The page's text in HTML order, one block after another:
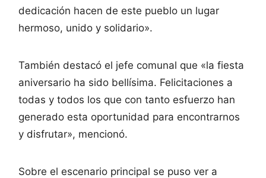
dedicación hacen de este pueblo un lugar
hermoso, unido y solidario».
También destacó el jefe comunal que «la fiesta
aniversario ha sido bellísima. Felicitaciones a
todas y todos los que con tanto esfuerzo han
generado esta oportunidad para encontrarnos
y disfrutar», mencionó.
Sobre el escenario principal se puso ver a